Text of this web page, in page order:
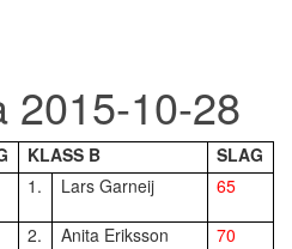
2015-10-28
KLASS B
SLAG
1. Lars Garneij 65
2. Anita Eriksson
70